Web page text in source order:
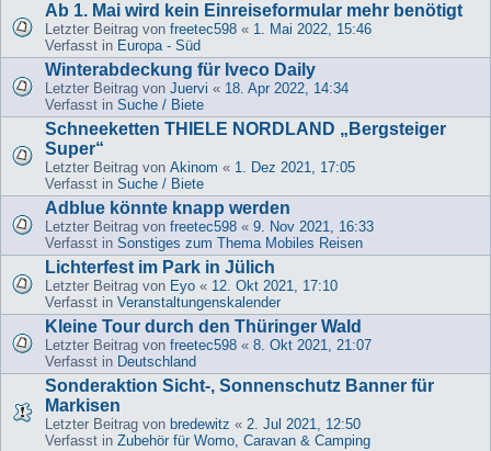
Ab 1. Mai wird kein Einreiseformular mehr benötigt
Letzter Beitrag von freetec598 « 1. Mai 2022, 15:46
Verfasst in Europa - Süd
Winterabdeckung für Iveco Daily
Letzter Beitrag von Juervi « 18. Apr 2022, 14:34
Verfasst in Suche / Biete
Schneeketten THIELE NORDLAND „Bergsteiger
Super“
Letzter Beitrag von Akinom « 1. Dez 2021, 17:05
Verfasst in Suche / Biete
Adblue könnte knapp werden
Letzter Beitrag von freetec598 « 9. Nov 2021, 16:33
Verfasst in Sonstiges zum Thema Mobiles Reisen
Lichterfest im Park in Jülich
Letzter Beitrag von Eyo « 12. Okt 2021, 17:10
Verfasst in Veranstaltungenskalender
Kleine Tour durch den Thüringer Wald
Letzter Beitrag von freetec598 « 8. Okt 2021, 21:07
Verfasst in Deutschland
Sonderaktion Sicht-, Sonnenschutz Banner für
Markisen
Letzter Beitrag von bredewitz « 2. Jul 2021, 12:50
Verfasst in Zubehör für Womo, Caravan & Camping